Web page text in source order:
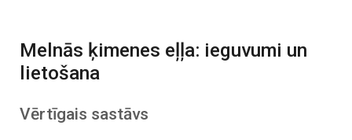
Melnās ķimenes eļļa: ieguvumi un
lietošana
Vērtīgais sastāvs